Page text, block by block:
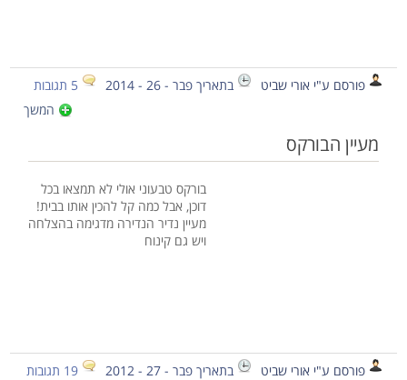
פורסם ע"י אורי שביט בתאריך פבר - 26 - 2014
5 תגובות
המשך
מעיין הבורקס
בורקס טבעוני אולי לא תמצאו בכל
דוכן, אבל כמה קל להכין אותו בבית!
מעיין נדיר הנדירה מדגימה בהצלחה
ויש גם קינוח
פורסם ע"י אורי שביט בתאריך פבר - 27 - 2012
19 תגובות